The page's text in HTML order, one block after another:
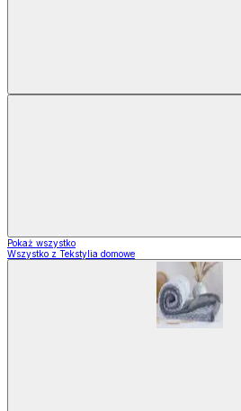
Pokaż wszystko
Wszystko z Tekstylia domowe